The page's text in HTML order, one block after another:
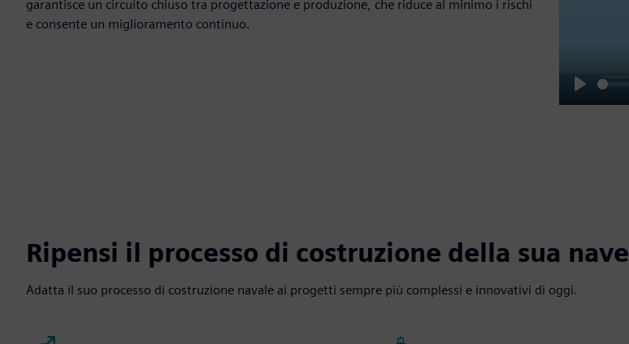
garantisce un circuito chiuso tra progettazione e produzione, che riduce al minimo i rischi
e consente un miglioramento continuo.
Play
Ripensi il processo di costruzione della sua nave
Adatta il suo processo di costruzione navale ai progetti sempre più complessi e innovativi di oggi.